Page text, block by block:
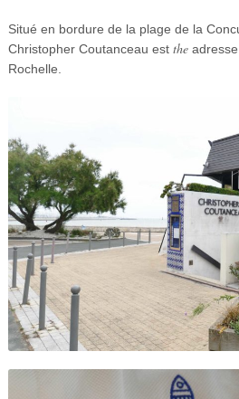
Situé en bordure de la plage de la
Christopher Coutanceau est theadresse
Rochelle.